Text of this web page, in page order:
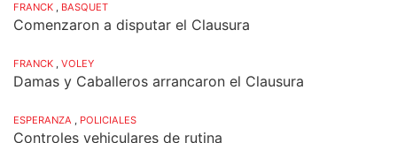
FRANCK BASQUET
Comenzaron a disputar el Clausura
FRANCK VOLEY
Damas y Caballeros arrancaron el Clausura
ESPERANZA POLICIALES
Controles vehiculares de rutina